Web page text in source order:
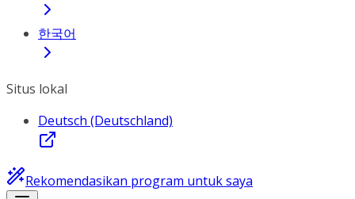
한국어
Situs lokal
Deutsch (Deutschland)
Rekomendasikan program untuk saya